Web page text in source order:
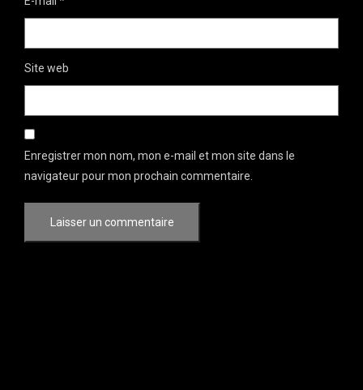
Site web
Enregistrer mon nom, mon e-mail et mon site dans le
navigateur pour mon prochain commentaire.